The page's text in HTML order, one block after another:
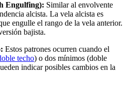
Engulfing): Similar al envolvente
alcista. La vela alcista es
engulle el rango de la vela anterior.
bajista.
Estos patrones ocurren cuando el
techo) o dos mínimos (doble
indicar posibles cambios en la